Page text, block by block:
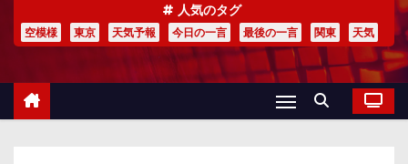
人気のタグ
空模様 東京 天気予報 今日の一言 最後の一言 関東 天気